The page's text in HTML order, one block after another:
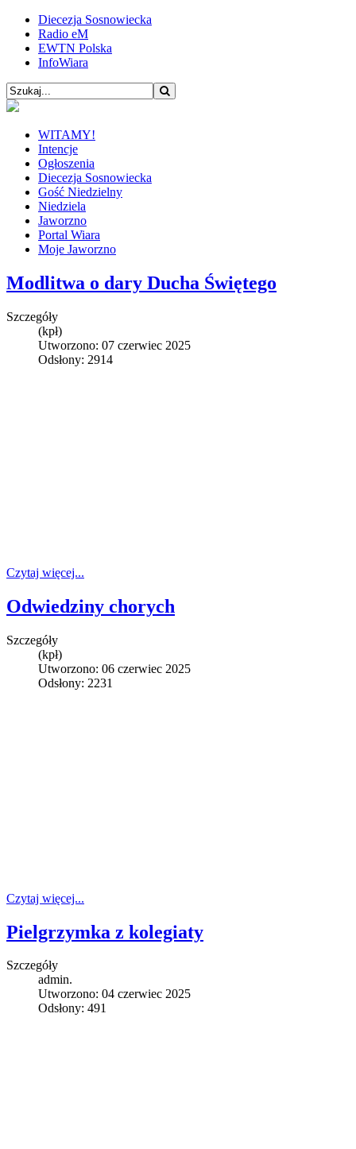
Diecezja Sosnowiecka
Radio eM
EWTN Polska
InfoWiara
WITAMY!
Intencje
Ogłoszenia
Diecezja Sosnowiecka
Gość Niedzielny
Niedziela
Jaworzno
Portal Wiara
Moje Jaworzno
Modlitwa o dary Ducha Świętego
Szczegóły
(kpł)
Utworzono: 07 czerwiec 2025
Odsłony: 2914
Czytaj więcej...
Odwiedziny chorych
Szczegóły
(kpł)
Utworzono: 06 czerwiec 2025
Odsłony: 2231
Czytaj więcej...
Pielgrzymka z kolegiaty
Szczegóły
admin.
Utworzono: 04 czerwiec 2025
Odsłony: 491